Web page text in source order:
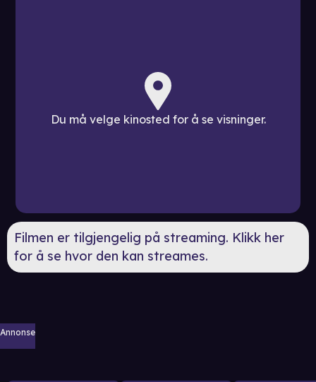
Du må velge kinosted for å se visninger.
Filmen er tilgjengelig på streaming. Klikk her
for å se hvor den kan streames.
Annonse